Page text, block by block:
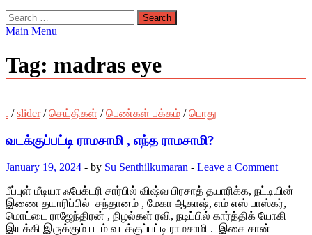
Search
for:
Main Menu
Tag: madras eye
. /slider/செய்திகள் /பெண்கள் பக்கம் /பொது
வடக்குப்பட்டி ராமசாமி , எந்த ராமசாமி?
January 19, 2024 - by Su Senthilkumaran - Leave a Comment
பீப்புள் மீடியா ஃபேக்டரி சார்பில் விஷ்வ பிரசாத் தயாரிக்க, நட்டியின்
இணை தயாரிப்பில் சந்தானம் , மேகா ஆகாஷ், எம் எஸ் பாஸ்கர்,
மொட்டை ராஜேந்திரன் , நிழல்கள் ரவி, நடிப்பில் கார்த்திக் யோகி
இயக்கி இருக்கும் படம் வடக்குப்பட்டி ராமசாமி . இசை சான்